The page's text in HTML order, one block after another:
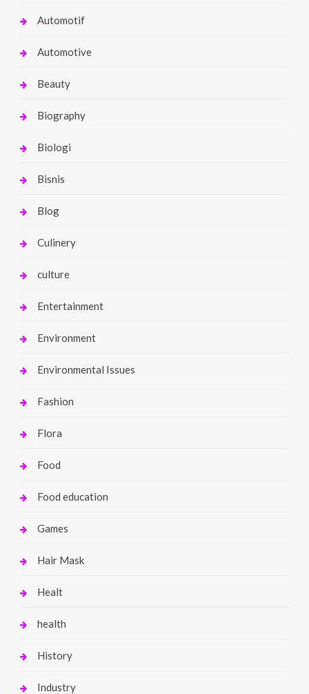
Automotif
Automotive
Beauty
Biography
Biologi
Bisnis
Blog
Culinery
culture
Entertainment
Environment
Environmental Issues
Fashion
Flora
Food
Food education
Games
Hair Mask
Healt
health
History
Industry